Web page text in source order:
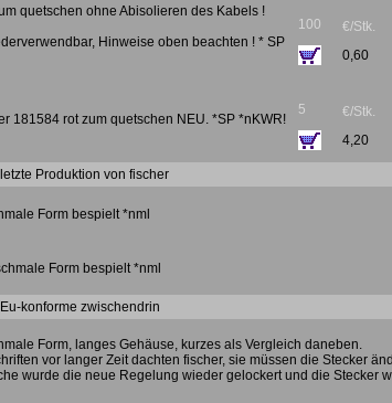
quetschen ohne Abisolieren des Kabels !
Hinweise oben beachten ! * SP
100
€/Stk.
0,60
181584 rot zum quetschen NEU. *SP *nKWR!
5
€/Stk.
4,20
Produktion von fischer
Form bespielt *nml
Form bespielt *nml
konforme zwischendrin
Form, langes Gehäuse, kurzes als Vergleich daneben.
vor langer Zeit dachten fischer, sie müssen die Stecker
wurde die neue Regelung wieder gelockert und die Stecker